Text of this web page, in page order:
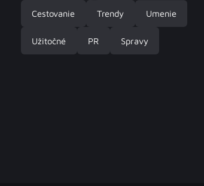
Cestovanie Trendy Umenie
Užitočné PR Spravy